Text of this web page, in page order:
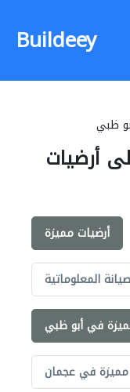
Buildeey
ظبي
أرضيات
أرضيات مميزة
المعلوماتية
في أبو ظبي
في عجمان